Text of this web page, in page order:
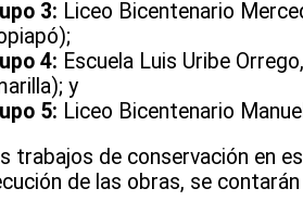
3: Liceo Bicentenario
4: Escuela Luis Uribe
y
5: Liceo Bicentenario
trabajos de conservación en
de las obras, se